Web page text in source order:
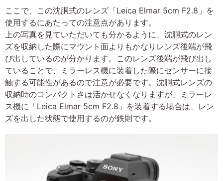
ここで、この沈胴式のレンズ「Leica Elmar 5cm F2.8」を
使用するにあたっての注意点があります。
上の写真を見ていただいても分かるように、沈胴式のレン
ズを収納した際にマウント面よりもかなりレンズ後端が飛
び出しているのが分かります。このレンズ後端が飛び出し
ていることで、ミラーレス機に装着した際にセンサーに接
触する可能性があるので注意が必要です。沈胴式レンズの
収納時のコンパクトさは活かせなくなりますが、ミラーレ
ス機に「Leica Elmar 5cm F2.8」を装着する場合は、レン
ズを出した状態で使用するのが鉄則です。